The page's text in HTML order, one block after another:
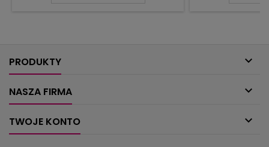
PRODUKTY 
NASZA FIRMA 
TWOJE KONTO 